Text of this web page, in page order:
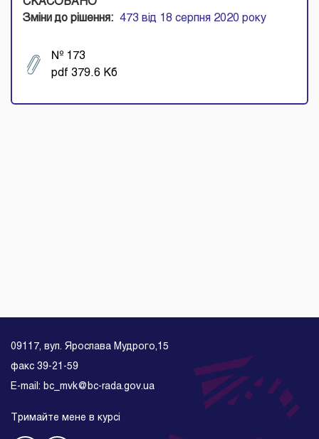
Зміни до рішення:
473 від 18 серпня 2020 року
№ 173
pdf 379.6 Кб
09117, вул. Ярослава Мудрого,15
факс 39-21-59
E-mail: bc_mvk@bc-rada.gov.ua
Тримайте мене в курсі